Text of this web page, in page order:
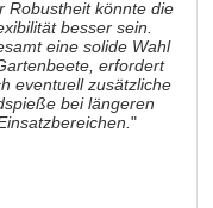
Robustheit könnte die
besser sein.
eine solide Wahl
erfordert
eventuell zusätzliche
bei längeren
"